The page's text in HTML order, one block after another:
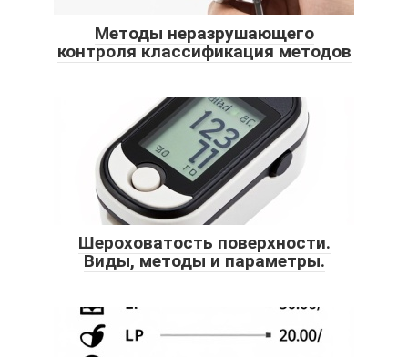
Методы неразрушающего
контроля классификация методов
Шероховатость поверхности.
Виды, методы и параметры.